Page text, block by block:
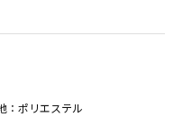
：ポリエステル